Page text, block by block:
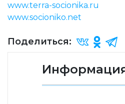
www.terra-socionika.ru
www.socioniko.net
Поделиться: